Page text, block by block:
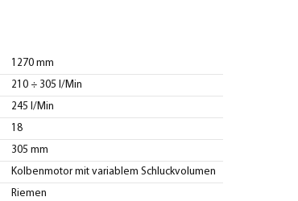
1270 mm
210 ÷ 305 l/Min
245 l/Min
18
305 mm
Kolbenmotor mit variablem Schluckvolumen
Riemen